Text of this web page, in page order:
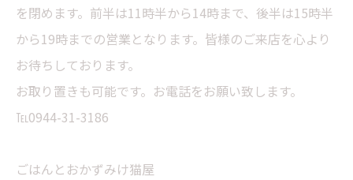
を閉めます。前半は11時半から14時まで、後半は15時半
から19時までの営業となります。皆様のご来店を心より
お待ちしております。
お取り置きも可能です。お電話をお願い致します。
℡0944-31-3186
ごはんとおかずみけ猫屋